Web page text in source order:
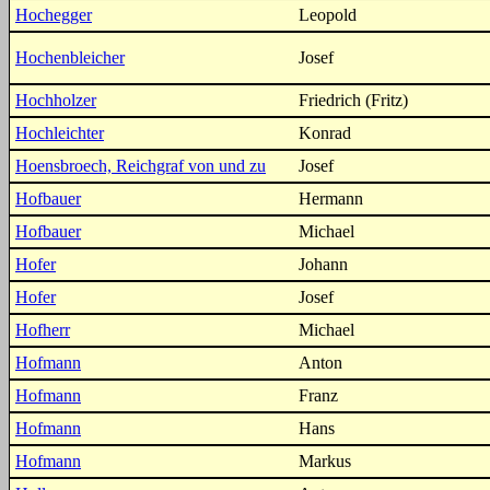
Hochegger
Leopold
Hochenbleicher Josef
Hochholzer
Friedrich (Fritz)
Hochleichter
Konrad
Hoensbroech, Reichgraf von und zu
Josef
Hofbauer
Hermann
Hofbauer
Michael
Hofer
Johann
Hofer
Josef
Hofherr
Michael
Hofmann
Anton
Hofmann
Franz
Hofmann
Hans
Hofmann
Markus